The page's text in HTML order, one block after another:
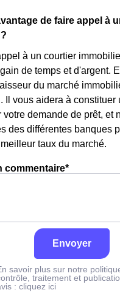
de faire appel à
à un courtier
de temps et d'argent.
du marché
Il vous aidera à constituer
votre demande de prêt, et
des différentes banques
taux du marché.
commentaire*
Envoyer
savoir plus sur notre
traitement et
: cliquez ici